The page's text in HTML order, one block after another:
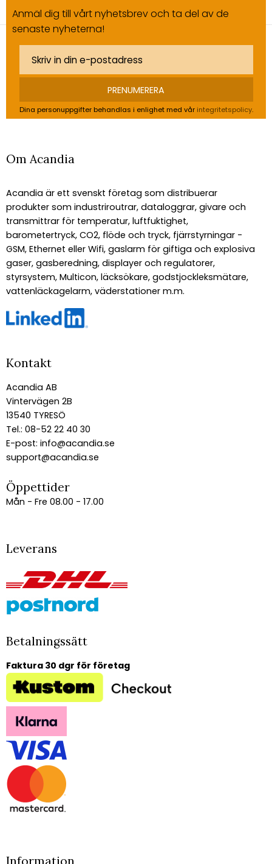
Anmäl dig till vårt nyhetsbrev och ta del av de
senaste nyheterna!
PRENUMERERA
Dina personuppgifter behandlas i enlighet med vår integritetspolicy.
Om Acandia
Acandia är ett svenskt företag som distribuerar
produkter som industriroutrar, dataloggrar, givare och
transmittrar för temperatur, luftfuktighet,
barometertryck, CO2, flöde och tryck, fjärrstyrningar -
GSM, Ethernet eller Wifi, gaslarm för giftiga och explosiva
gaser, gasberedning, displayer och regulatorer,
styrsystem, Multicon, läcksökare, godstjockleksmätare,
vattenläckagelarm, väderstationer m.m.
Kontakt
Acandia AB
Vintervägen 2B
13540 TYRESÖ
Tel.: 08-52 22 40 30
E-post: info@acandia.se
support@acandia.se
Öppettider
Mån - Fre 08.00 - 17.00
Leverans
Betalningssätt
Faktura 30 dgr för företag
Information